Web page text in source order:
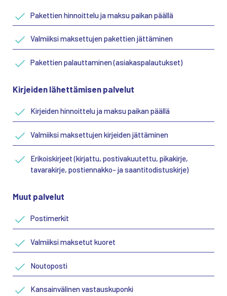
Pakettien hinnoittelu ja maksu paikan päällä
Valmiiksi maksettujen pakettien jättäminen
Pakettien palauttaminen (asiakaspalautukset)
Kirjeiden lähettämisen palvelut
Kirjeiden hinnoittelu ja maksu paikan päällä
Valmiiksi maksettujen kirjeiden jättäminen
Erikoiskirjeet (kirjattu, postivakuutettu, pikakirje,
tavarakirje, postiennakko- ja saantitodistuskirje)
Muut palvelut
Postimerkit
Valmiiksi maksetut kuoret
Noutoposti
Kansainvälinen vastauskuponki